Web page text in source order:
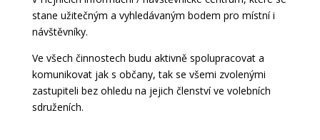
stane užitečným a vyhledávaným bodem pro místní i
návštěvníky.
Ve všech činnostech budu aktivně spolupracovat a
komunikovat jak s občany, tak se všemi zvolenými
zastupiteli bez ohledu na jejich členství ve volebních
sdruženích.